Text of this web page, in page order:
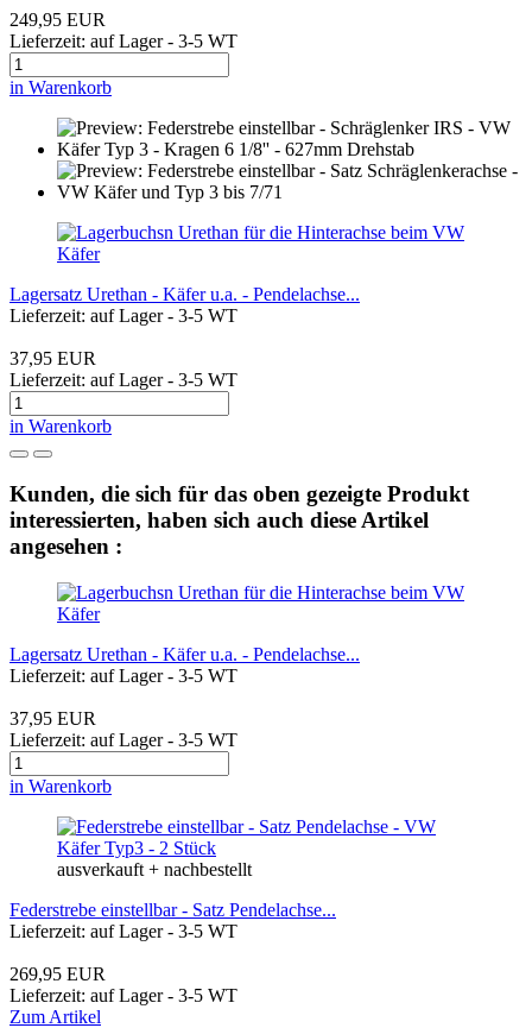
249,95 EUR
Lieferzeit: auf Lager - 3-5 WT
in Warenkorb
Lagersatz Urethan - Käfer u.a. - Pendelachse...
Lieferzeit: auf Lager - 3-5 WT
37,95 EUR
Lieferzeit: auf Lager - 3-5 WT
in Warenkorb
Kunden, die sich für das oben gezeigte Produkt
interessierten, haben sich auch diese Artikel
angesehen :
Lagersatz Urethan - Käfer u.a. - Pendelachse...
Lieferzeit: auf Lager - 3-5 WT
37,95 EUR
Lieferzeit: auf Lager - 3-5 WT
in Warenkorb
ausverkauft + nachbestellt
Federstrebe einstellbar - Satz Pendelachse...
Lieferzeit: auf Lager - 3-5 WT
269,95 EUR
Lieferzeit: auf Lager - 3-5 WT
Zum Artikel